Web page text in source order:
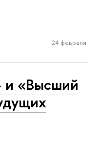
24 февраля
и «Высший